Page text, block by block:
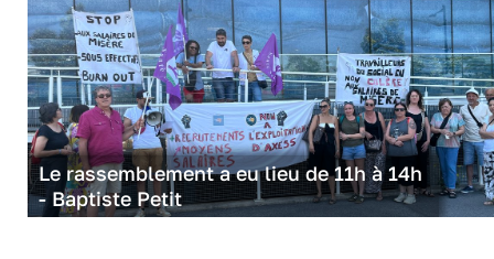
Le rassemblement a eu lieu de 11h à 14h
- Baptiste Petit